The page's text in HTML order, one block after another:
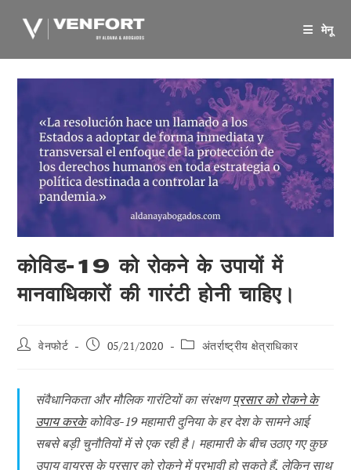
मेनू
कोविड-19 को रोकने के उपायों में
मानवाधिकारों की गारंटी होनी चाहिए।
पोस्ट वेनफोर्ट
पोस्ट 05/21/2020
पोस्ट अंतर्राष्ट्रीय क्षेत्राधिकार
संवैधानिकता और मौलिक गारंटियों का संरक्षणप्रसार को रोकने के
उपाय करकेकोविड-19 महामारी दुनिया के हर देश के सामने आई
सबसे बड़ी चुनौतियों में से एक रही है। महामारी के बीच उठाए गए कुछ
उपाय वायरस के प्रसार को रोकने में प्रभावी हो सकते हैं, लेकिन साथ